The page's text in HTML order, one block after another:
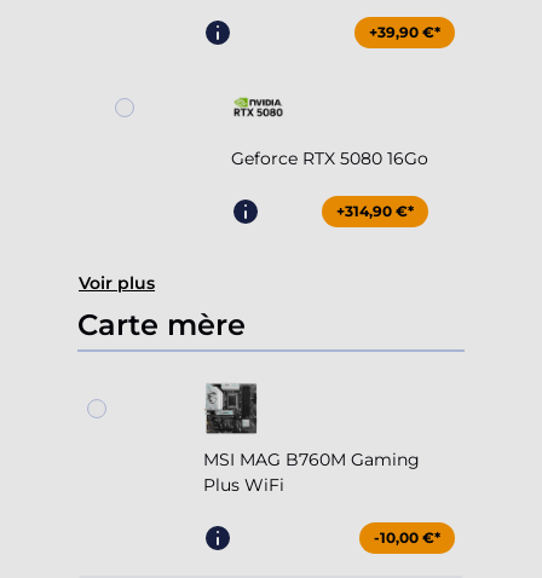
+39,90 €*
Geforce RTX 5080 16Go
+314,90 €*
Voir plus
Carte mère
MSI MAG B760M Gaming
Plus WiFi
-10,00 €*